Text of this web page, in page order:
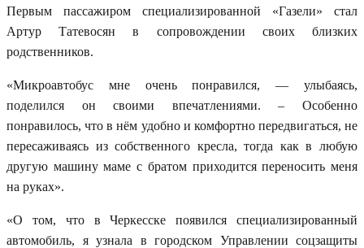
Первым пассажиром специализированной «Газели» стал
Артур Татевосян в сопровождении своих близких
родственников.
«Микроавтобус мне очень понравился, — улыбаясь,
поделился он своими впечатлениями. – Особенно
понравилось, что в нём удобно и комфортно передвигаться, не
пересаживаясь из собственного кресла, тогда как в любую
другую машину маме с братом приходится переносить меня
на руках».
«О том, что в Черкесске появился специализированный
автомобиль, я узнала в городском Управлении соцзащиты